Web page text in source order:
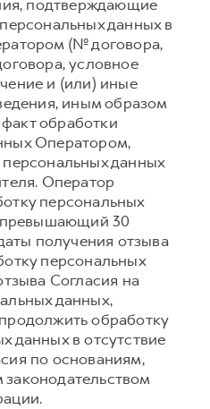
подтверждающие
данных в
(№ договора,
условное
и (или) иные
иным образом
обработки
Оператором,
данных
Оператор
персональных
превышающий 30
получения отзыва
персональных
Согласия на
данных,
обработку
данных в отсутствие
по основаниям,